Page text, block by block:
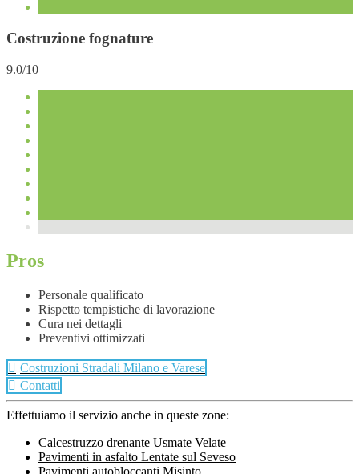
Costruzione fognature
9.0/10
Pros
Personale qualificato
Rispetto tempistiche di lavorazione
Cura nei dettagli
Preventivi ottimizzati
Costruzioni Stradali Milano e Varese
Contatti
Effettuiamo il servizio anche in queste zone:
Calcestruzzo drenante Usmate Velate
Pavimenti in asfalto Lentate sul Seveso
Pavimenti autobloccanti Misinto